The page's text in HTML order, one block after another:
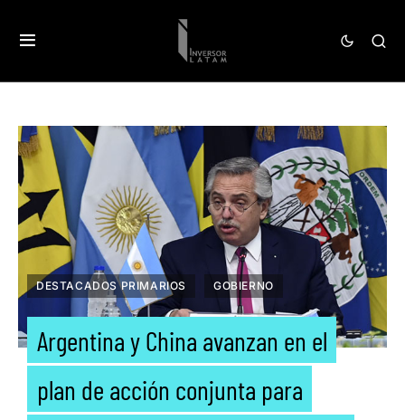
DESTACADOS PRIMARIOS GOBIERNO
Argentina y China avanzan en el
plan de acción conjunta para